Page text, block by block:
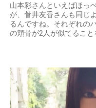
山本彩さんといえばほっ
が、菅井友香さんも同じ
るんですね。それぞれの
の頬骨が2人が似てること